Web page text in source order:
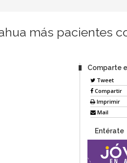
más pacientes
Comparte
Tweet
Compartir
Imprimir
Mail
Entérate